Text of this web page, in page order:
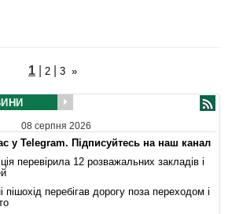
1 2 3 »
08 серпня 2026
у Telegram. Підписуйтесь на наш канал
перевірила 12 розважальних закладів і
пішохід перебігав дорогу поза переходом і